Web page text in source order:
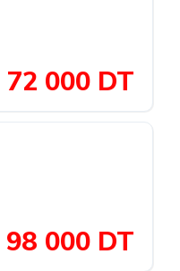
72 000 DT
98 000 DT